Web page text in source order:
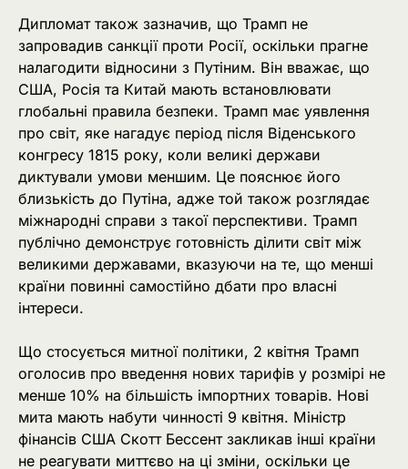
Дипломат також зазначив, що Трамп не
запровадив санкції проти Росії, оскільки прагне
налагодити відносини з Путіним. Він вважає, що
США, Росія та Китай мають встановлювати
глобальні правила безпеки. Трамп має уявлення
про світ, яке нагадує період після Віденського
конгресу 1815 року, коли великі держави
диктували умови меншим. Це пояснює його
близькість до Путіна, адже той також розглядає
міжнародні справи з такої перспективи. Трамп
публічно демонструє готовність ділити світ між
великими державами, вказуючи на те, що менші
країни повинні самостійно дбати про власні
інтереси.
Що стосується митної політики, 2 квітня Трамп
оголосив про введення нових тарифів у розмірі не
менше 10% на більшість імпортних товарів. Нові
мита мають набути чинності 9 квітня. Міністр
фінансів США Скотт Бессент закликав інші країни
не реагувати миттєво на ці зміни, оскільки це